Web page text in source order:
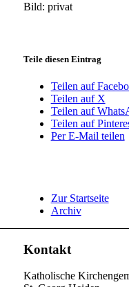
Bild: privat
Teile diesen Eintrag
Teilen auf
Teilen auf X
Teilen auf
Teilen auf
Per E-Mail teilen
Zur Startseite
Archiv
Kontakt
Katholische